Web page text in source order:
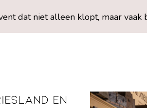
dat niet alleen klopt, maar
en